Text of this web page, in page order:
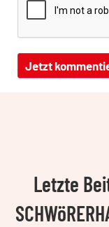
Letzte